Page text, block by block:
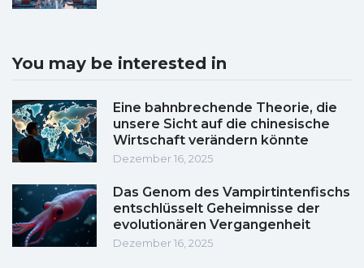
You may be interested in
Eine bahnbrechende Theorie, die
unsere Sicht auf die chinesische
Wirtschaft verändern könnte
Dezember 16, 2025
Das Genom des Vampirtintenfischs
entschlüsselt Geheimnisse der
evolutionären Vergangenheit
Dezember 16, 2025